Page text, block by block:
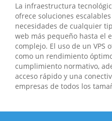
La infraestructura
ofrece soluciones
necesidades de cualquier
web más pequeño hasta el
complejo. El uso de un VPS
como un rendimiento
cumplimiento normativo,
acceso rápido y una
empresas de todos los